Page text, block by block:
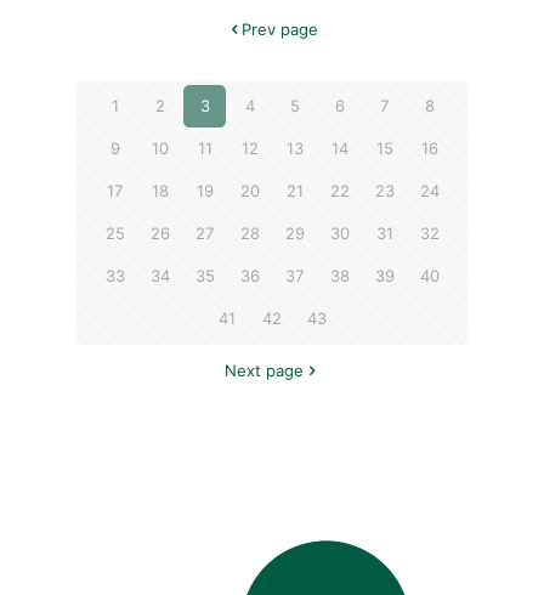
Prev page
1 2 3 4 5 6 7 8
9 10 11 12 13 14 15 16
17 18 19 20 21 22 23 24
25 26 27 28 29 30 31 32
33 34 35 36 37 38 39 40
41 42 43
Next page